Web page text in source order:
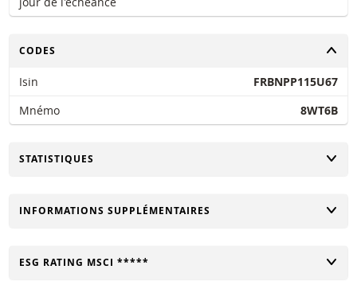
CHANGER
CODES
Isin
FRBNPP115U67
Mnémo
8WT6B
CHANGER
STATISTIQUES
CHANGER
INFORMATIONS SUPPLÉMENTAIRES
CHANGER
ESG RATING MSCI *****